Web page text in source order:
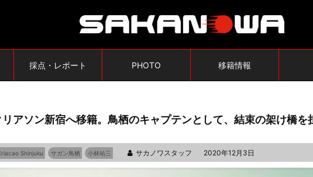
採点・レポート PHOTO 移籍情報
アソン新宿へ移籍。鳥栖のキャプテンとして、結束の架け橋を
Shinjuku サガン鳥栖 小林祐三 サカノワスタッフ 2020年12月3日